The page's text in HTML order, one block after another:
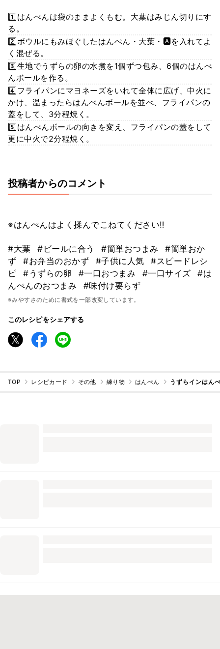
1️⃣はんぺんは袋のままよくもむ。大葉はみじん切りにす
る。
2️⃣ボウルにもみほぐしたはんぺん・大葉・🅰️を入れてよ
く混ぜる。
3️⃣生地でうずらの卵の水煮を1個ずつ包み、6個のはんぺ
んボールを作る。
4️⃣フライパンにマヨネーズをいれて全体に広げ、中火に
かけ、温まったらはんぺんボールを並べ、フライパンの
蓋をして、3分程焼く。
5️⃣はんぺんボールの向きを変え、フライパンの蓋をして
更に中火で2分程焼く。
投稿者からのコメント
※はんぺんはよく揉んでこねてください‼️
#大葉 #ビールに合う #簡単おつまみ
#簡単おか
ず
#お弁当のおかず #子供に人気
#スピードレシ
ピ
#うずらの卵 #一口おつまみ #一口サイズ
#は
んぺんのおつまみ
#味付け要らず
※みやすさのために書式を一部改変しています。
このレシピをシェアする
TOP レシピカード その他 練り物 はんぺん うずらインはん